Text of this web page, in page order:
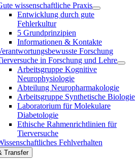
wissenschaftliche Praxis
Entwicklung durch gute
Fehlerkultur
5 Grundprinzipien
Informationen & Kontakte
Forschung
in Forschung und Lehre
Arbeitsgruppe Kognitive
Neurophysiologie
Abteilung Neuropharmakologie
Arbeitsgruppe Synthetische Biologie
Laboratorium für Molekulare
Diabetologie
Ethische Rahmenrichtlinien für
Tierversuche
Fehlverhalten
Transfer